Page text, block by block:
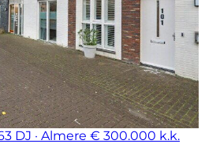
DJ · Almere € 300.000 k.k.